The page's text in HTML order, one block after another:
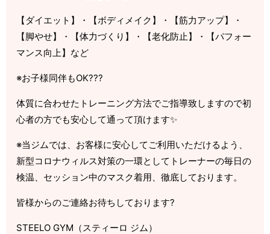
【ダイエット】・【ボディメイク】・【筋力アップ】・
【脚やせ】・【体力づくり】・【老化防止】・【パフォー
マンス向上】など
※お子様同伴もOK???
体質に合わせたトレーニング方法でご指導致しますので初
心者の方でも安心して通って頂けます✨
※当ジムでは、お客様に安心してご利用いただけるよう、
新型コロナウィルス対策の一環としてトレーナーの毎日の
検温、セッション中のマスク着用、徹底しております。
皆様からのご連絡お待ちしております?
STEELO GYM（スティーロ ジム）